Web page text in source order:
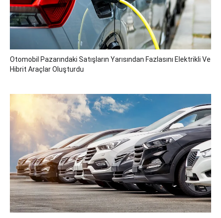
Otomobil Pazarındaki Satışların Yarısından Fazlasını Elektrikli Ve
Hibrit Araçlar Oluşturdu